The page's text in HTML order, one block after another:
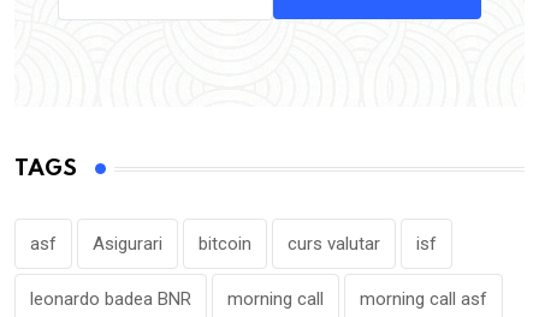
TAGS
asf Asigurari bitcoin curs valutar isf
leonardo badea BNR morning call morning call asf